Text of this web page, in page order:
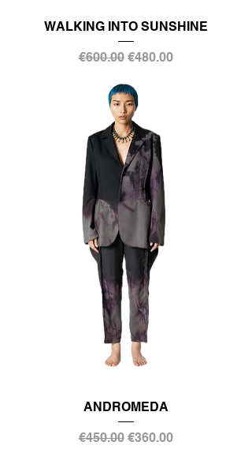
WALKING INTO SUNSHINE
通常価格
€600.00 セール価格
€480.00
ANDROMEDA
通常価格
€450.00 セール価格
€360.00